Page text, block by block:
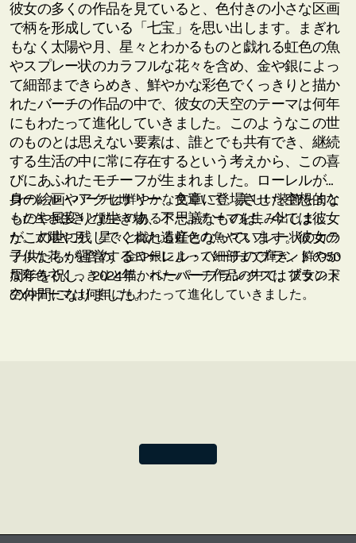
彼女の多くの作品を見ていると、色付きの小さな区画
で柄を形成している「七宝」を思い出します。まぎれ
もなく太陽や月、星々とわかるものと戯れる虹色の魚
やスプレー状のカラフルな花々を含め、金や銀によっ
て細部まできらめき、鮮やかな彩色でくっきりと描か
れたバーチの作品の中で、彼女の天空のテーマは何年
にもわたって進化していきました。このようなこの世
のものとは思えない要素は、誰とでも共有でき、継続
する生活の中に常に存在するという考えから、この喜
びにあふれたモチーフが生まれました。ローレルが自
身の絵画やアクセサリー、文章に登場させた空想的な
ものや風変りな生き物、不思議なものは、今では彼女
がこの世に残してくれた遺産となっています。彼女の
子供たちが運営するローレル・バーチのブランドの50
周年を祝し、2024年、ペーパーブランクスはブランド
の仲間になりました。
ローレル・バーチは鮮やかな色遣いで、美しい装飾をまと
った生き生きと動きのあるアートテーマを生み出しまし
た。太陽や月、星々と戯れる虹色の魚やスプレー状のカラ
フルな花々を含め、金や銀によって細部まで輝き、鮮やか
な彩色でくっきりと描かれたバーチ作品の中で、彼女の天
空のテーマは何年にもわたって進化していきました。